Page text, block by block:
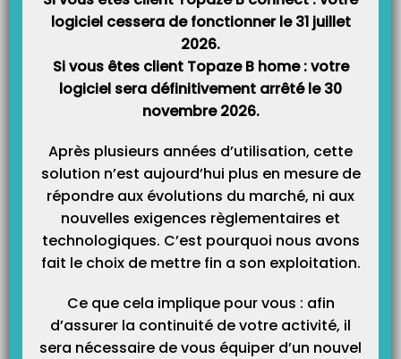
main rapide KINE
Guide de prise en main rapide pour Sage-Femme :Prise en main
Guide de prise en main rapide pour infirmier Orthophoniste :
en main rapide ORT
Guide de prise en main rapide pour infirmier Pédicure-Podologue
Article Précédent
Comment imprimer une
quittance ?
Prochain Article
La Fiche Cabinet : Choix de
l’exercice
Articles Liés
logiciel cessera de fonctionner le 31 juillet
2026.
Si vous êtes client Topaze B home : votre
logiciel sera définitivement arrêté le 30
novembre 2026.
Après plusieurs années d’utilisation, cette
solution n’est aujourd’hui plus en mesure de
répondre aux évolutions du marché, ni aux
nouvelles exigences règlementaires et
technologiques. C’est pourquoi nous avons
fait le choix de mettre fin a son exploitation.
Ce que cela implique pour vous : afin
d’assurer la continuité de votre activité, il
sera nécessaire de vous équiper d’un nouvel